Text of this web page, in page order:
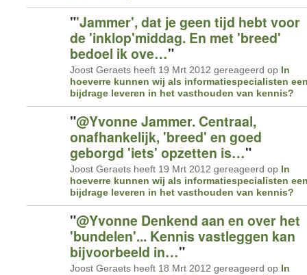
"'Jammer', dat je geen tijd hebt voor
de 'inklop'middag. En met 'breed'
bedoel ik ove…"
Joost Geraets heeft 19 Mrt 2012 gereageerd op In
hoeverre kunnen wij als informatiespecialisten
bijdrage leveren in het vasthouden van kennis?
"@Yvonne Jammer. Centraal,
onafhankelijk, 'breed' en goed
geborgd 'iets' opzetten is…"
Joost Geraets heeft 19 Mrt 2012 gereageerd op In
hoeverre kunnen wij als informatiespecialisten
bijdrage leveren in het vasthouden van kennis?
"@Yvonne Denkend aan en over het
'bundelen'... Kennis vastleggen kan
bijvoorbeeld in…"
Joost Geraets heeft 18 Mrt 2012 gereageerd op In